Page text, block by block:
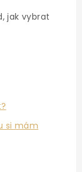
jak vybrat
si mám